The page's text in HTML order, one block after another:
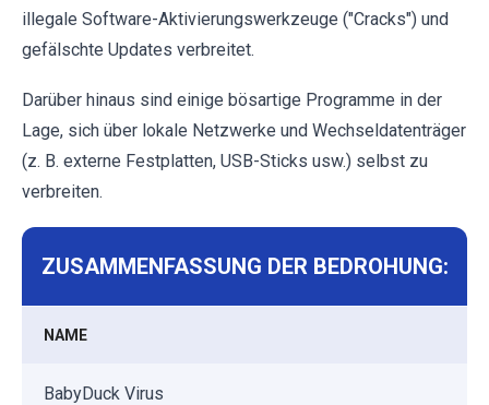
illegale Software-Aktivierungswerkzeuge ("Cracks") und
gefälschte Updates verbreitet.
Darüber hinaus sind einige bösartige Programme in der
Lage, sich über lokale Netzwerke und Wechseldatenträger
(z. B. externe Festplatten, USB-Sticks usw.) selbst zu
verbreiten.
ZUSAMMENFASSUNG DER BEDROHUNG:
NAME
BabyDuck Virus